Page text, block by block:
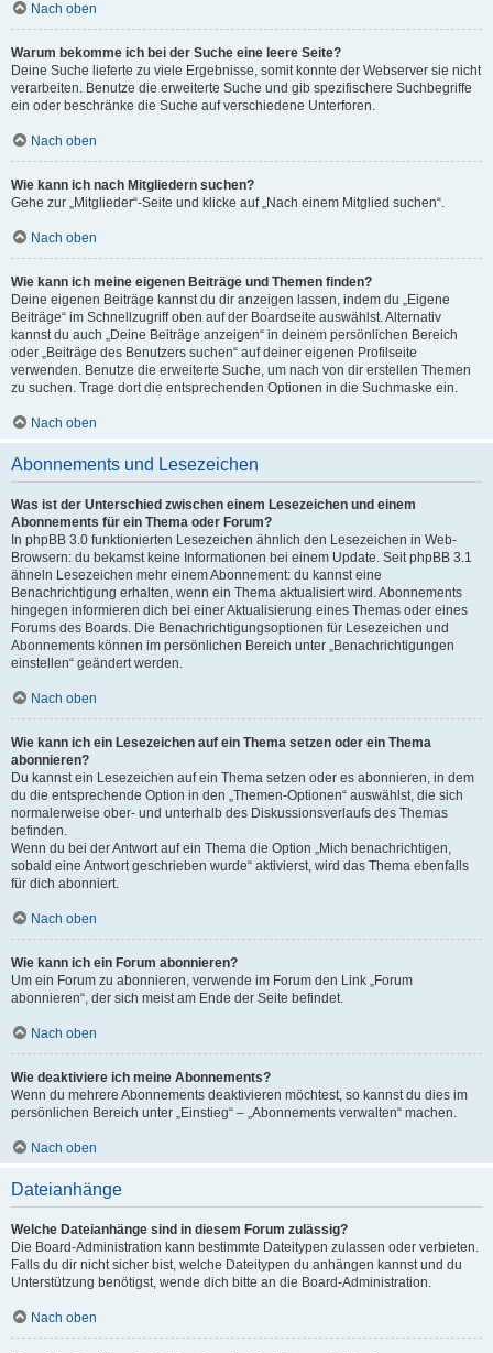
Nach oben
Warum bekomme ich bei der Suche eine leere Seite?
Deine Suche lieferte zu viele Ergebnisse, somit konnte der Webserver sie nicht
verarbeiten. Benutze die erweiterte Suche und gib spezifischere Suchbegriffe
ein oder beschränke die Suche auf verschiedene Unterforen.
Nach oben
Wie kann ich nach Mitgliedern suchen?
Gehe zur „Mitglieder“-Seite und klicke auf „Nach einem Mitglied suchen“.
Nach oben
Wie kann ich meine eigenen Beiträge und Themen finden?
Deine eigenen Beiträge kannst du dir anzeigen lassen, indem du „Eigene
Beiträge“ im Schnellzugriff oben auf der Boardseite auswählst. Alternativ
kannst du auch „Deine Beiträge anzeigen“ in deinem persönlichen Bereich
oder „Beiträge des Benutzers suchen“ auf deiner eigenen Profilseite
verwenden. Benutze die erweiterte Suche, um nach von dir erstellen Themen
zu suchen. Trage dort die entsprechenden Optionen in die Suchmaske ein.
Nach oben
Abonnements und Lesezeichen
Was ist der Unterschied zwischen einem Lesezeichen und einem
Abonnements für ein Thema oder Forum?
In phpBB 3.0 funktionierten Lesezeichen ähnlich den Lesezeichen in Web-
Browsern: du bekamst keine Informationen bei einem Update. Seit phpBB 3.1
ähneln Lesezeichen mehr einem Abonnement: du kannst eine
Benachrichtigung erhalten, wenn ein Thema aktualisiert wird. Abonnements
hingegen informieren dich bei einer Aktualisierung eines Themas oder eines
Forums des Boards. Die Benachrichtigungsoptionen für Lesezeichen und
Abonnements können im persönlichen Bereich unter „Benachrichtigungen
einstellen“ geändert werden.
Nach oben
Wie kann ich ein Lesezeichen auf ein Thema setzen oder ein Thema
abonnieren?
Du kannst ein Lesezeichen auf ein Thema setzen oder es abonnieren, in dem
du die entsprechende Option in den „Themen-Optionen“ auswählst, die sich
normalerweise ober- und unterhalb des Diskussionsverlaufs des Themas
befinden.
Wenn du bei der Antwort auf ein Thema die Option „Mich benachrichtigen,
sobald eine Antwort geschrieben wurde“ aktivierst, wird das Thema ebenfalls
für dich abonniert.
Nach oben
Wie kann ich ein Forum abonnieren?
Um ein Forum zu abonnieren, verwende im Forum den Link „Forum
abonnieren“, der sich meist am Ende der Seite befindet.
Nach oben
Wie deaktiviere ich meine Abonnements?
Wenn du mehrere Abonnements deaktivieren möchtest, so kannst du dies im
persönlichen Bereich unter „Einstieg“ – „Abonnements verwalten“ machen.
Nach oben
Dateianhänge
Welche Dateianhänge sind in diesem Forum zulässig?
Die Board-Administration kann bestimmte Dateitypen zulassen oder verbieten.
Falls du dir nicht sicher bist, welche Dateitypen du anhängen kannst und du
Unterstützung benötigst, wende dich bitte an die Board-Administration.
Nach oben